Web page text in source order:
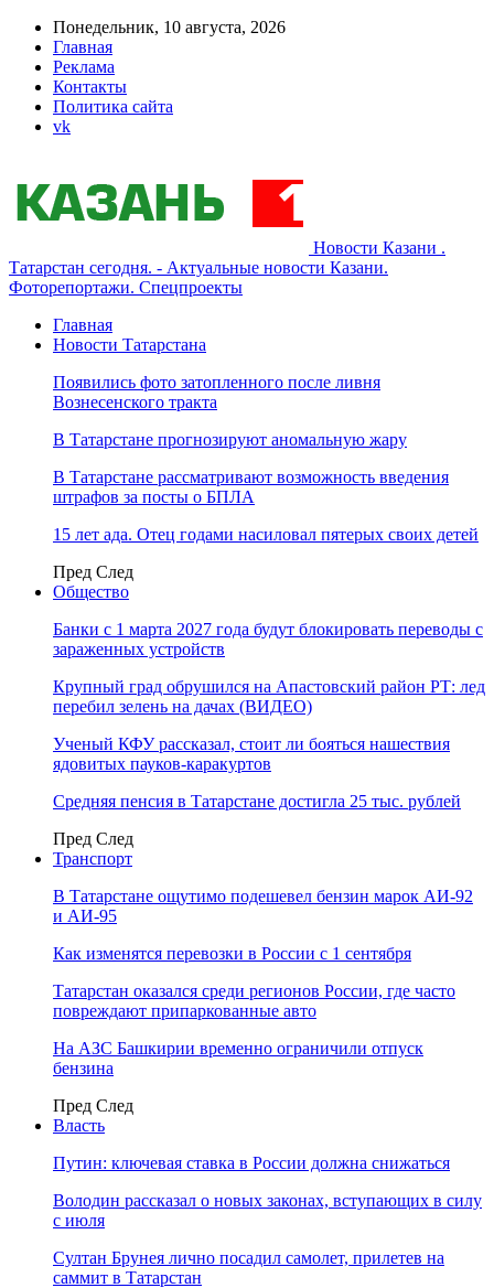
Понедельник, 10 августа, 2026
Главная
Реклама
Контакты
Политика сайта
vk
Новости Казани .
Татарстан сегодня. - Актуальные новости Казани.
Фоторепортажи. Спецпроекты
Главная
Новости Татарстана
Появились фото затопленного после ливня
Вознесенского тракта
В Татарстане прогнозируют аномальную жару
В Татарстане рассматривают возможность введения
штрафов за посты о БПЛА
15 лет ада. Отец годами насиловал пятерых своих детей
Пред След
Общество
Банки с 1 марта 2027 года будут блокировать переводы с
зараженных устройств
Крупный град обрушился на Апастовский район РТ: лед
перебил зелень на дачах (ВИДЕО)
Ученый КФУ рассказал, стоит ли бояться нашествия
ядовитых пауков-каракуртов
Средняя пенсия в Татарстане достигла 25 тыс. рублей
Пред След
Транспорт
В Татарстане ощутимо подешевел бензин марок АИ-92
и АИ-95
Как изменятся перевозки в России с 1 сентября
Татарстан оказался среди регионов России, где часто
повреждают припаркованные авто
На АЗС Башкирии временно ограничили отпуск
бензина
Пред След
Власть
Путин: ключевая ставка в России должна снижаться
Володин рассказал о новых законах, вступающих в силу
с июля
Султан Брунея лично посадил самолет, прилетев на
саммит в Татарстан